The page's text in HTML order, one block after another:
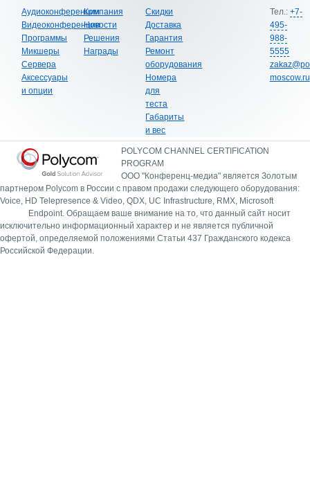
Аудиоконференции
Видеоконференции
Программы
Микшеры
Сервера
Аксессуары
и опции
Компания
Новости
Решения
Награды
Скидки
Доставка
Гарантия
Ремонт
оборудования
Номера
для
теста
Габариты
и вес
Тел.: +7-
495-
988-
5555
moscow.ru
POLYCOM CHANNEL CERTIFICATION
PROGRAM
ООО "Конференц-медиа" является Золотым
партнером Polycom в России с правом продажи следующего оборудования:
Voice, HD Telepresence & Video, QDX, UC Infrastructure, RMX, Microsoft
Endpoint. Обращаем ваше внимание на то, что данный сайт носит
исключительно информационный характер и не является публичной
офертой, определяемой положениями Статьи 437 Гражданского кодекса
Российской Федерации.